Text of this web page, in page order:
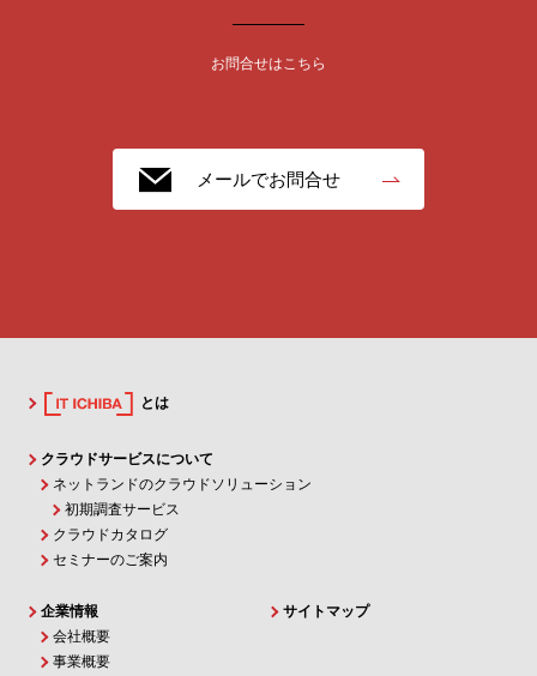
お問合せはこちら
メールでお問合せ
とは
クラウドサービスについて
ネットランドのクラウドソリューション
初期調査サービス
クラウドカタログ
セミナーのご案内
企業情報
会社概要
事業概要
サイトマップ